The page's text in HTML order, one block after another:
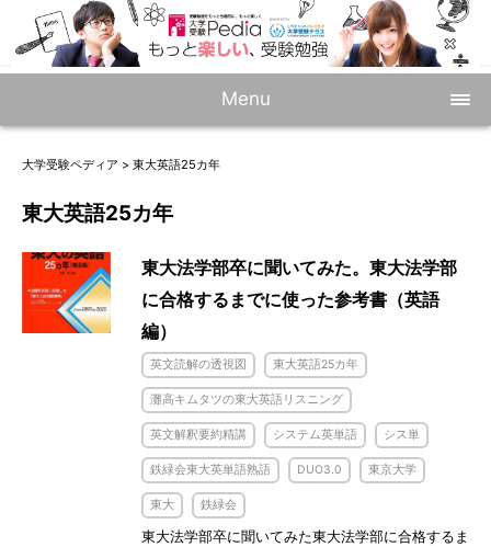
Menu
大学受験ペディア > 東大英語25カ年
東大英語25カ年
東大法学部卒に聞いてみた。東大法学部
に合格するまでに使った参考書（英語
編）
英文読解の透視図 東大英語25カ年
灘高キムタツの東大英語リスニング
英文解釈要約精講 システム英単語 シス単
鉄緑会東大英単語熟語 DUO3.0 東京大学
東大 鉄緑会
東大法学部卒に聞いてみた東大法学部に合格するま